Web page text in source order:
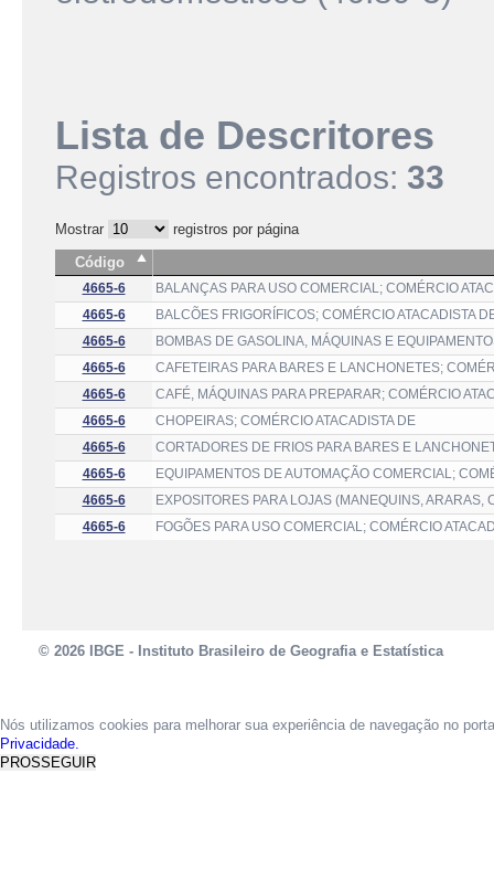
Lista de Descritores
Registros encontrados: 33
Mostrar
registros por página
Código
4665-6
BALANÇAS PARA USO COMERCIAL; COMÉRCIO
4665-6
BALCÕES FRIGORÍFICOS; COMÉRCIO ATACADISTA
4665-6
BOMBAS DE GASOLINA, MÁQUINAS E
4665-6
CAFETEIRAS PARA BARES E LANCHONETES;
4665-6
CAFÉ, MÁQUINAS PARA PREPARAR; COMÉRCIO
4665-6
CHOPEIRAS; COMÉRCIO ATACADISTA DE
4665-6
CORTADORES DE FRIOS PARA BARES E
4665-6
EQUIPAMENTOS DE AUTOMAÇÃO COMERCIAL;
4665-6
EXPOSITORES PARA LOJAS (MANEQUINS, ARARAS,
4665-6
FOGÕES PARA USO COMERCIAL; COMÉRCIO
© 2026 IBGE - Instituto Brasileiro de Geografia e Estatística
Nós utilizamos cookies para melhorar sua experiência de navegação no
Privacidade.
PROSSEGUIR